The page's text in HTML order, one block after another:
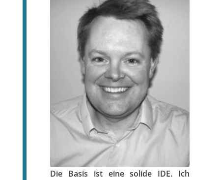
Die Basis ist eine solide IDE. Ich